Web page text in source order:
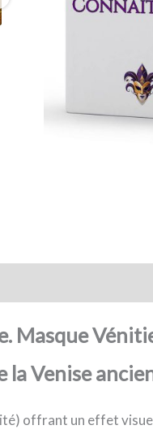
Masque
la Venise
offrant un effet